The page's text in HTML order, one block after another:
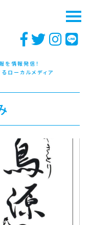
を情報発信！
るローカルメディア